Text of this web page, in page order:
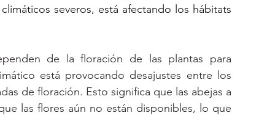
severos, está afectando los hábitats
de la floración de las plantas para
está provocando desajustes entre los
de floración. Esto significa que las abejas a
las flores aún no están disponibles, lo que